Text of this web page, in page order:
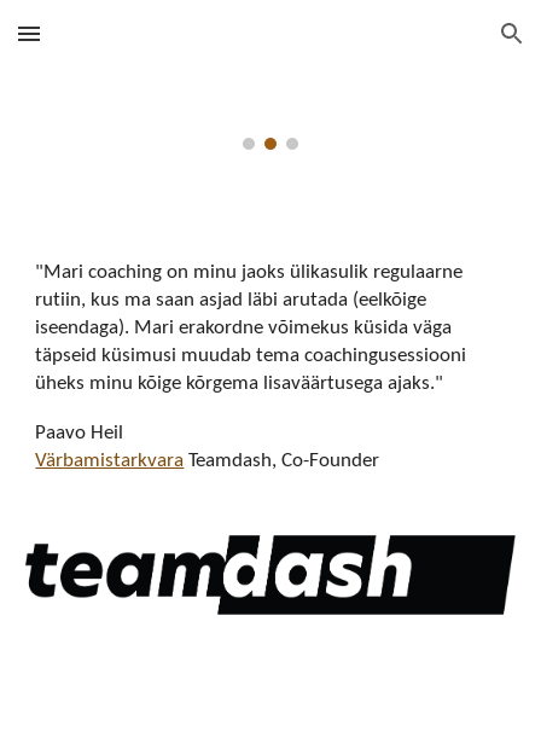
Skip to main content Skip to navigation
"Mari coaching on minu jaoks ülikasulik regulaarne
rutiin, kus ma saan asjad läbi arutada (eelkõige
iseendaga). Mari erakordne võimekus küsida väga
täpseid küsimusi muudab tema coachingusessiooni
üheks minu kõige kõrgema lisaväärtusega ajaks."
Paavo Heil
Värbamistarkvara Teamdash, Co-Founder